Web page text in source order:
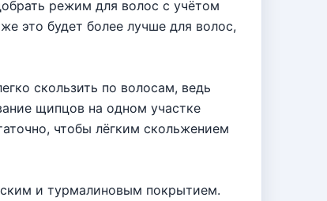
режим для волос с учётом
это будет более лучше для волос,
скользить по волосам, ведь
щипцов на одном участке
чтобы лёгким скольжением
и турмалиновым покрытием.